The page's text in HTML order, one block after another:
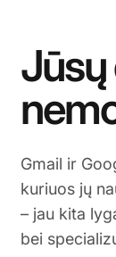
Jūsų
Gmail ir
kuriuos jų
– jau kita
bei